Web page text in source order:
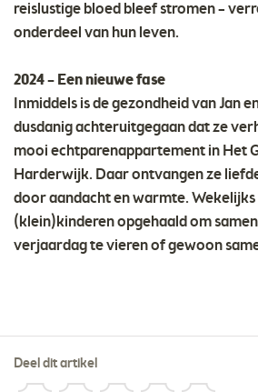
reislustige bloed bleef stromen –
onderdeel van hun leven.
2024 – Een nieuwe fase
Inmiddels is de gezondheid van Jan
dusdanig achteruitgegaan dat ze
mooi echtparenappartement in Het
Harderwijk. Daar ontvangen ze
door aandacht en warmte.
(klein)kinderen opgehaald om
verjaardag te vieren of gewoon
Deel dit artikel